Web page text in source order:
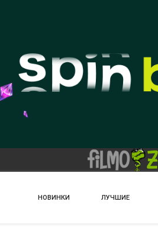
НОВИНКИ ЛУЧШИЕ